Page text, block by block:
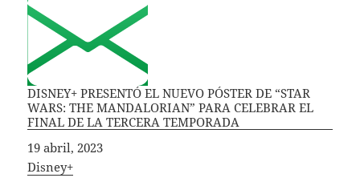
DISNEY+ PRESENTÓ EL NUEVO PÓSTER DE “STAR
WARS: THE MANDALORIAN” PARA CELEBRAR EL
FINAL DE LA TERCERA TEMPORADA
Fecha
19 abril, 2023
In relation to
Disney+